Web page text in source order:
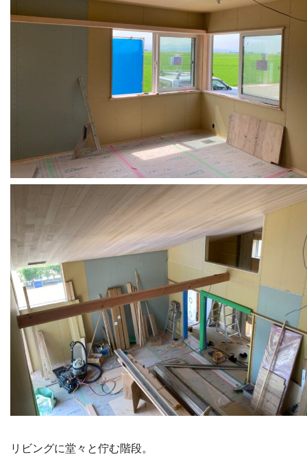
リビングに堂々と佇む階段。